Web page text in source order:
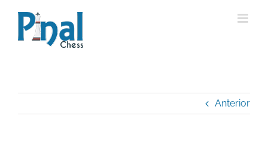
contenido
Anterior